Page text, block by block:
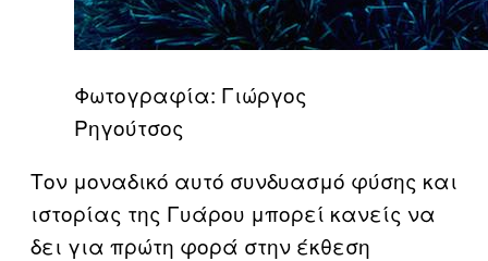
Φωτογραφία: Γιώργος
Ρηγούτσος
Τον μοναδικό αυτό συνδυασμό φύσης και
ιστορίας της Γυάρου μπορεί κανείς να
δει για πρώτη φορά στην έκθεση